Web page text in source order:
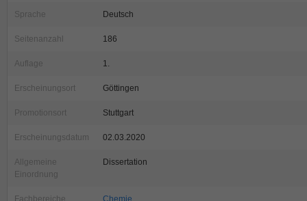
Sprache Deutsch
Seitenanzahl 186
Auflage 1.
Erscheinungsort Göttingen
Promotionsort Stuttgart
Erscheinungsdatum 02.03.2020
Allgemeine
Einordnung
Dissertation